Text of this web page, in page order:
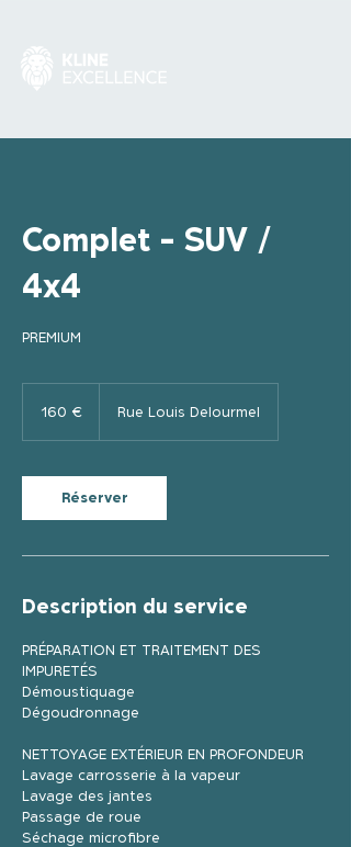
Complet - SUV /
4x4
PREMIUM
160 € Rue Louis Delourmel
Réserver
Description du service
PRÉPARATION ET TRAITEMENT DES
IMPURETÉS
Démoustiquage
Dégoudronnage
NETTOYAGE EXTÉRIEUR EN PROFONDEUR
Lavage carrosserie à la vapeur
Lavage des jantes
Passage de roue
Séchage microfibre